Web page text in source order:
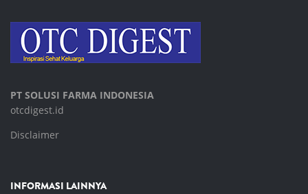
PT SOLUSI FARMA INDONESIA
otcdigest.id
Disclaimer
INFORMASI LAINNYA